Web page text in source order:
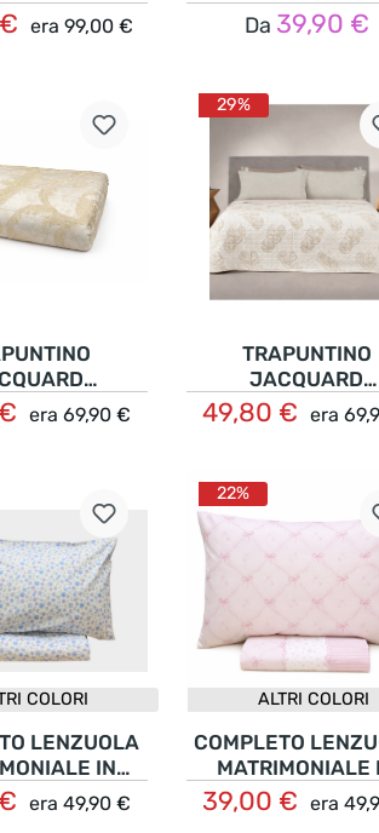
FLOREALE
MELIKA
era99,00 € Da 39,90 €
Dettagli
DAMA
era69,90 €
29%
TRAPUNTINO
JACQUARD
FANTASIA
49,80 € era
Dettagli
COLORI
LENZUOLA
IN
QUALITA'
ROSELLINE
era49,90 €
ALTRI COLORI
22%
COMPLETO
MATRIMONIALE
COTONE
ROMANTICA
39,00 € era
Dettagli